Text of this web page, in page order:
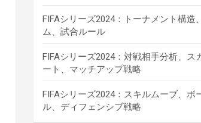
FIFAシリーズ2024：トーナメント構造
ム、試合ルール
FIFAシリーズ2024：対戦相手分析、ス
ート、マッチアップ戦略
FIFAシリーズ2024：スキルムーブ、ボ
ル、ディフェンシブ戦略